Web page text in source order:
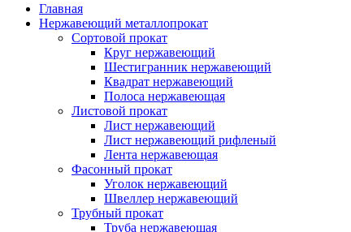
Главная
Нержавеющий металлопрокат
Сортовой прокат
Круг нержавеющий
Шестигранник нержавеющий
Квадрат нержавеющий
Полоса нержавеющая
Листовой прокат
Лист нержавеющий
Лист нержавеющий рифленый
Лента нержавеющая
Фасонный прокат
Уголок нержавеющий
Швеллер нержавеющий
Трубный прокат
Труба нержавеющая